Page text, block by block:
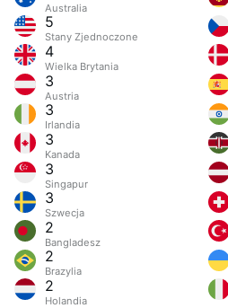
Australia
5
Stany Zjednoczone
4
Wielka Brytania
3
Austria
3
Irlandia
3
Kanada
3
Singapur
3
Szwecja
2
Bangladesz
2
Brazylia
2
Holandia